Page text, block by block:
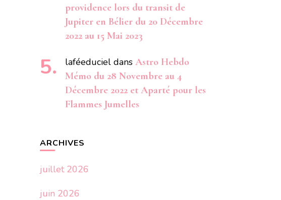
providence lors du transit de
Jupiter en Bélier du 20 Décembre
2022 au 15 Mai 2023
laféeduciel dans Astro Hebdo
Mémo du 28 Novembre au 4
Décembre 2022 et Aparté pour les
Flammes Jumelles
ARCHIVES
juillet 2026
juin 2026